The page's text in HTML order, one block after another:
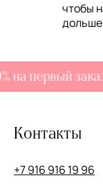
чтобы
дольше
на первый
+7 916 916 19 96
Контакты